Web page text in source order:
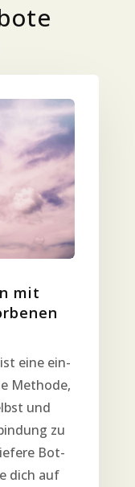
mit
eine ein­
Metho­de,
und
zu
Bot­
dich auf